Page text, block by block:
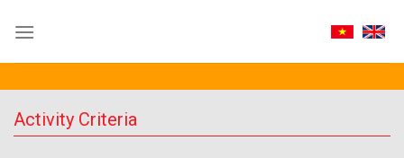
Activity Criteria